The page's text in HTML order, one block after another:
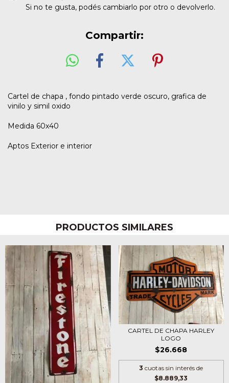
Si no te gusta, podés cambiarlo por otro o devolverlo.
Compartir:
Cartel de chapa , fondo pintado verde oscuro, grafica de
vinilo y simil oxido
Medida 60x40
Aptos Exterior e interior
PRODUCTOS SIMILARES
CARTEL DE CHAPA HARLEY
LOGO
$26.668
3 cuotas sin interés de
$8.889,33